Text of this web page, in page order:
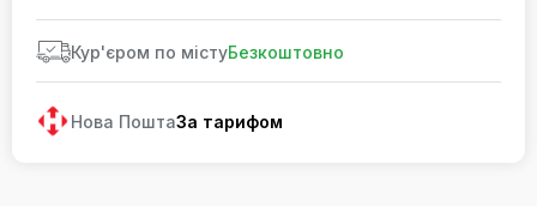
Кур'єром по містуБезкоштовно
Нова ПоштаЗа тарифом